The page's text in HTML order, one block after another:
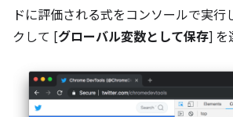
ドに評価される式をコンソールで実行
クして [グローバル変数として保存] を